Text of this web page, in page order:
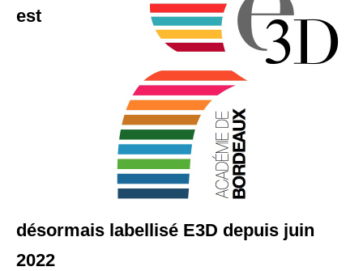
est
désormais labellisé E3D depuis juin
2022